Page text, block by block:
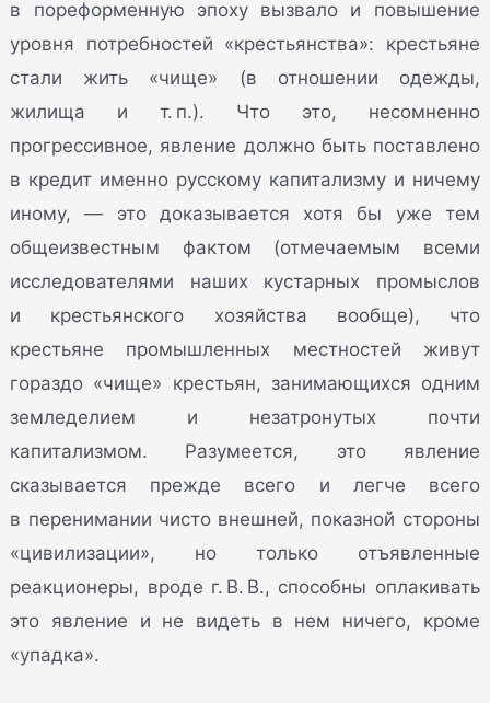
в пореформенную эпоху вызвало и повышение
уровня потребностей «крестьянства»: крестьяне
стали жить «чище» (в отношении одежды,
жилища и т. п.). Что это, несомненно
прогрессивное, явление должно быть поставлено
в кредит именно русскому капитализму и ничему
иному, — это доказывается хотя бы уже тем
общеизвестным фактом (отмечаемым всеми
исследователями наших кустарных промыслов
и крестьянского хозяйства вообще), что
крестьяне промышленных местностей живут
гораздо «чище» крестьян, занимающихся одним
земледелием и незатронутых почти
капитализмом. Разумеется, это явление
сказывается прежде всего и легче всего
в перенимании чисто внешней, показной стороны
«цивилизации», но только отъявленные
реакционеры, вроде г. В. В., способны оплакивать
это явление и не видеть в нем ничего, кроме
«упадка».